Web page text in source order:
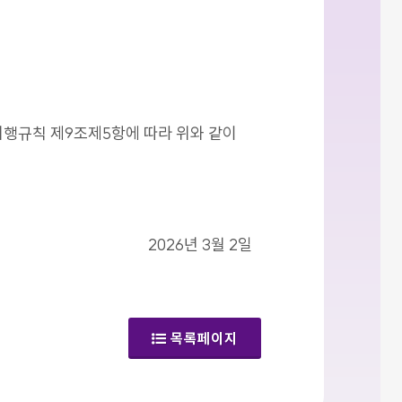
행규칙 제9조제5항에 따라 위와 같이
2026년 3월 2일
목록페이지